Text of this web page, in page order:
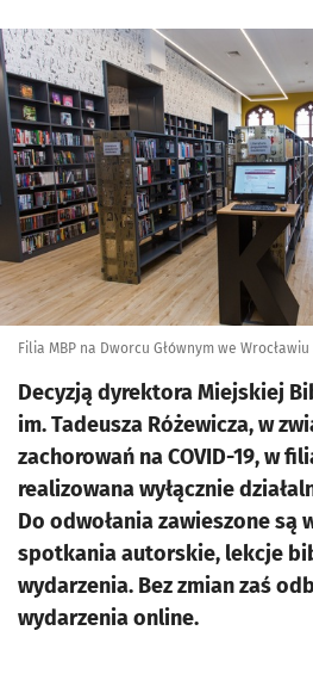
Kliknij, aby powiększyć
Filia MBP na Dworcu Głównym we Wrocławiu
Decyzją dyrektora Miejskiej
im. Tadeusza Różewicza, w
zachorowań na COVID-19, w
realizowana wyłącznie
Do odwołania zawieszone są
spotkania autorskie, lekcje
wydarzenia. Bez zmian zaś
wydarzenia online.